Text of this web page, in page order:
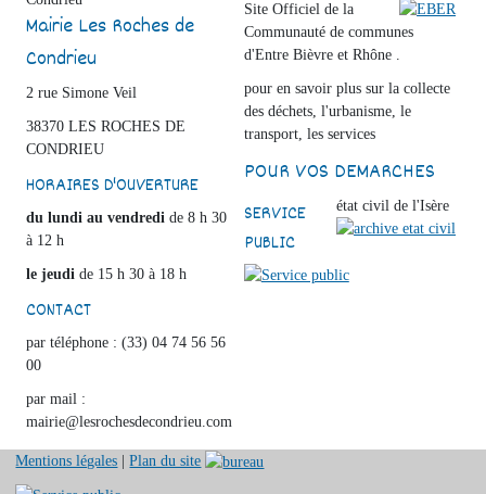
Mairie Les Roches de
Condrieu
2 rue Simone Veil
38370 LES ROCHES DE
CONDRIEU
HORAIRES D'OUVERTURE
du lundi au vendredi de 8 h 30
à 12 h
le jeudi de 15 h 30 à 18 h
CONTACT
par téléphone : (33) 04 74 56 56
00
par mail :
mairie@lesrochesdecondrieu.com
Site Officiel de la
Communauté de communes
d'Entre Bièvre et Rhône .
pour en savoir plus sur la collecte
des déchets, l'urbanisme, le
transport, les services
POUR VOS DEMARCHES
état civil de l'Isère
SERVICE
PUBLIC
Mentions légales |Plan du site